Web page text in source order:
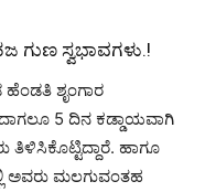
ಸ್ವಭಾವಗಳು.!
ಶೃಂಗಾರ
5 ದಿನ ಕಡ್ಡಾಯವಾಗಿ
ಹಾಗೂ
ಅವರು ಮಲಗುವಂತಹ